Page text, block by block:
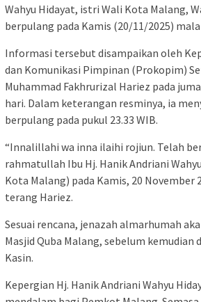
Wahyu Hidayat, istri Wali Kota Malang,
berpulang pada Kamis (20/11/2025)
Informasi tersebut disampaikan oleh
dan Komunikasi Pimpinan (Prokopim)
Muhammad Fakhrurizal Hariez pada
hari. Dalam keterangan resminya, ia
berpulang pada pukul 23.33 WIB.
“Innalillahi wa inna ilaihi rojiun. Telah
rahmatullah Ibu Hj. Hanik Andriani
Kota Malang) pada Kamis, 20 November
terang Hariez.
Sesuai rencana, jenazah almarhumah
Masjid Quba Malang, sebelum kemudian
Kasin.
Kepergian Hj. Hanik Andriani Wahyu